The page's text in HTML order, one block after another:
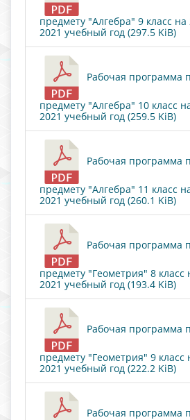
предмету "Алгебра" 9 класс на
2021 учебный год (297.5 KiB)
Рабочая программа
предмету "Алгебра" 10 класс
2021 учебный год (259.5 KiB)
Рабочая программа
предмету "Алгебра" 11 класс
2021 учебный год (260.1 KiB)
Рабочая программа
предмету "Геометрия" 8 класс
2021 учебный год (193.4 KiB)
Рабочая программа
предмету "Геометрия" 9 класс
2021 учебный год (222.2 KiB)
Рабочая программа